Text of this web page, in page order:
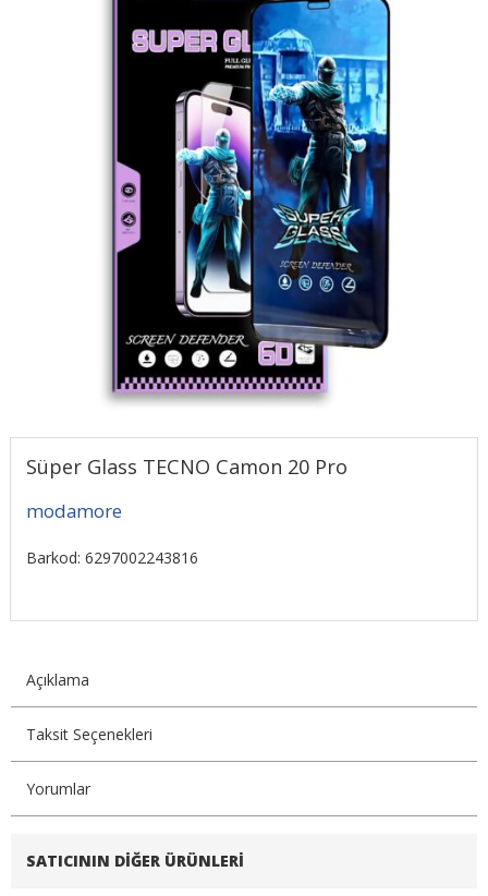
Süper Glass TECNO Camon 20 Pro
modamore
Barkod: 6297002243816
Açıklama
Taksit Seçenekleri
Yorumlar
SATICININ DIĞER ÜRÜNLERI